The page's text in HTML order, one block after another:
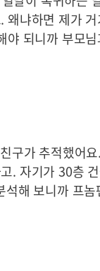
냐하면 제가
되니까 부모
가 추적했어
. 자기가 30층
해 보니까 프